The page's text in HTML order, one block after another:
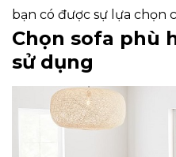
bạn có được sự lựa chọn
Chọn sofa phù
sử dụng